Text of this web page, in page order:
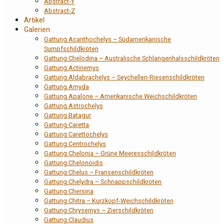
Abstract-Z
Artikel
Galerien
Gattung Acanthochelys – Südamerikanische
Sumpfschildkröten
Gattung Chelodina – Australische Schlangenhalsschildkröten
Gattung Actinemys
Gattung Aldabrachelys – Seychellen-Riesenschildkröten
Gattung Amyda
Gattung Apalone – Amerikanische Weichschildkröten
Gattung Astrochelys
Gattung Batagur
Gattung Caretta
Gattung Carettochelys
Gattung Centrochelys
Gattung Chelonia – Grüne Meeresschildkröten
Gattung Chelonoidis
Gattung Chelus – Fransenschildkröten
Gattung Chelydra – Schnappschildkröten
Gattung Chersina
Gattung Chitra – Kurzkopf-Weichschildkröten
Gattung Chrysemys – Zierschildkröten
Gattung Claudius